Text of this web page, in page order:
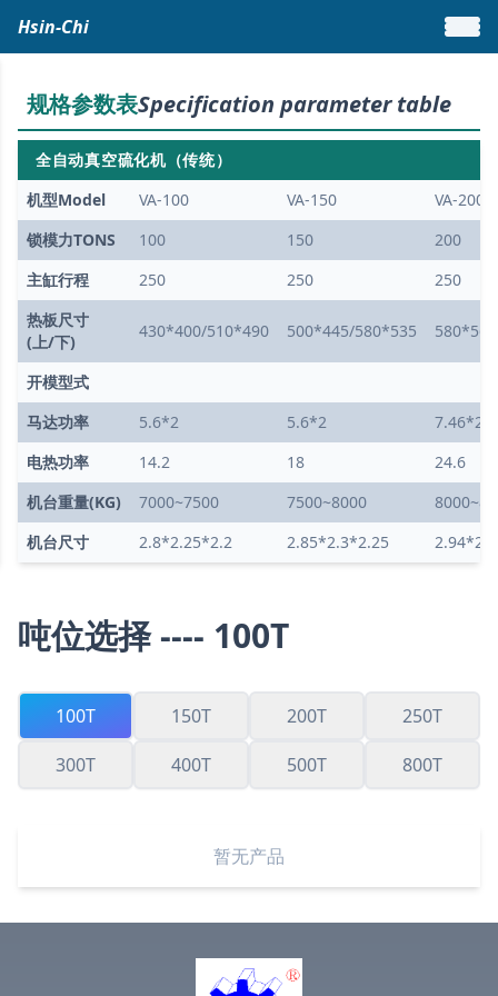
Hsin-Chi
规格参数表Specification parameter table
全自动真空硫化机（传统）
机型Model
VA-100 VA-150
VA-200
锁模力TONS
100 150
200
主缸行程
250 250
250
热板尺寸
(上/下)
430*400/510*490 500*445/580*535
开模型式
马达功率
5.6*2 5.6*2
7.46*2
电热功率
14.2 18
24.6
机台重量(KG)
7000~7500 7500~8000
机台尺寸
2.8*2.25*2.2 2.85*2.3*2.25
吨位选择 ---- 100T
100T 150T 200T
250T
300T
400T 500T 800T
暂无产品
电话咨询
简先生(Jony) /13826967608
业务联络